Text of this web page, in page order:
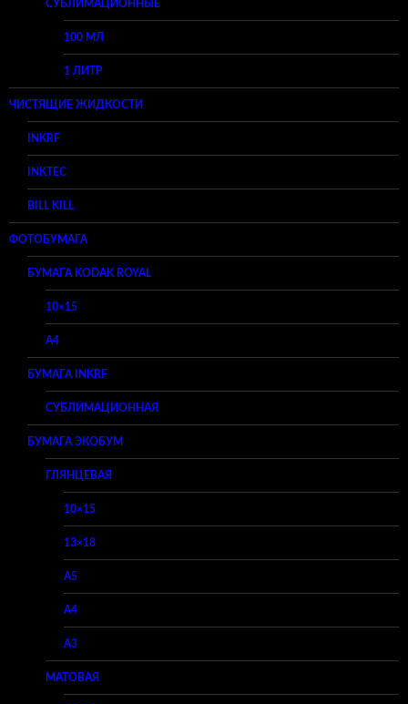
СУБЛИМАЦИОННЫЕ
100 МЛ
1 ЛИТР
ЧИСТЯЩИЕ ЖИДКОСТИ
INKRF
INKTEC
BILL KILL
ФОТОБУМАГА
БУМАГА KODAK ROYAL
10×15
A4
БУМАГА INKRF
СУБЛИМАЦИОННАЯ
БУМАГА ЭКОБУМ
ГЛЯНЦЕВАЯ
10×15
13×18
A5
A4
A3
МАТОВАЯ